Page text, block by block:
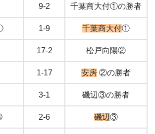
9-2 千葉商大付①の勝者
1-9 千葉商大付①
17-2 松戸向陽②
1-17 安房 ②の勝者
3-1 磯辺③の勝者
2-6 磯辺③